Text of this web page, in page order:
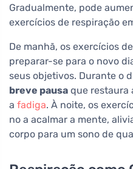
Gradualmente, pode
exercícios de respiração
De manhã, os exercícios
preparar-se para o novo
seus objetivos. Durante o
breve pausa que restaura
a fadiga. À noite, os
no a acalmar a mente,
corpo para um sono de